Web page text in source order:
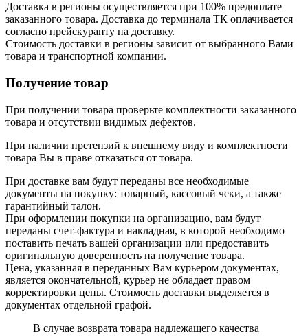
Доставка в регионы осуществляется при 100% предоплате
заказанного товара. Доставка до терминала ТК оплачивается
согласно прейскуранту на доставку.
Стоимость доставки в регионы зависит от выбранного Вами
товара и транспортной компании.
Получение товар
При получении товара проверьте комплектности заказанного
товара и отсутствии видимых дефектов.
При наличии претензий к внешнему виду и комплектности
товара Вы в праве отказаться от товара.
При доставке вам будут переданы все необходимые
документы на покупку: товарный, кассовый чеки, а также
гарантийный талон.
При оформлении покупки на организацию, вам будут
переданы счет-фактура и накладная, в которой необходимо
поставить печать вашей организации или предоставить
оригинальную доверенность на получение товара.
Цена, указанная в переданных Вам курьером документах,
является окончательной, курьер не обладает правом
корректировки цены. Стоимость доставки выделяется в
документах отдельной графой.
В случае возврата товара надлежащего качества